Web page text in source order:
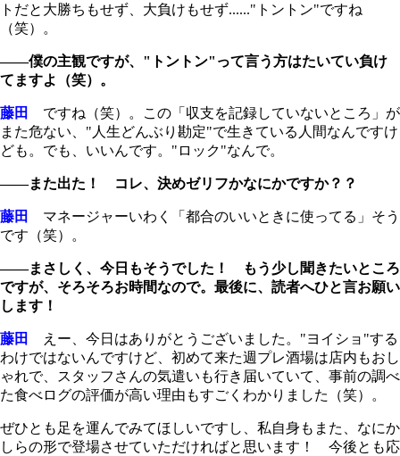
トだと大勝ちもせず、大負けもせず......"トントン"ですね
（笑）。
――僕の主観ですが、"トントン"って言う方はたいてい負け
てますよ（笑）。
藤田
ですね（笑）。この「収支を記録していないところ」が
また危ない、"人生どんぶり勘定"で生きている人間なんですけ
ども。でも、いいんです。"ロック"なんで。
――また出た！ コレ、決めゼリフかなにかですか？？
藤田
マネージャーいわく「都合のいいときに使ってる」そう
です（笑）。
――まさしく、今日もそうでした！ もう少し聞きたいところ
ですが、そろそろお時間なので。最後に、読者へひと言お願い
します！
藤田
えー、今日はありがとうございました。"ヨイショ"する
わけではないんですけど、初めて来た週プレ酒場は店内もおし
ゃれで、スタッフさんの気遣いも行き届いていて、事前の調べ
た食べログの評価が高い理由もすごくわかりました（笑）。
ぜひとも足を運んでみてほしいですし、私自身もまた、なにか
しらの形で登場させていただければと思います！ 今後とも応